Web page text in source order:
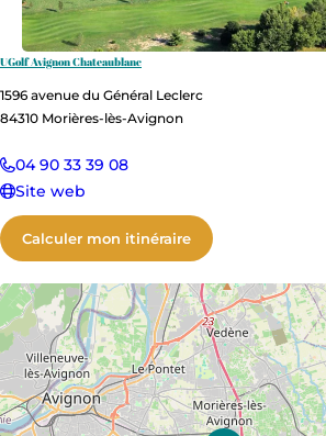
UGolf Avignon Chateaublanc
1596 avenue du Général Leclerc
84310 Morières-lès-Avignon
04 90 33 39 08
Site web
Calculer mon itinéraire